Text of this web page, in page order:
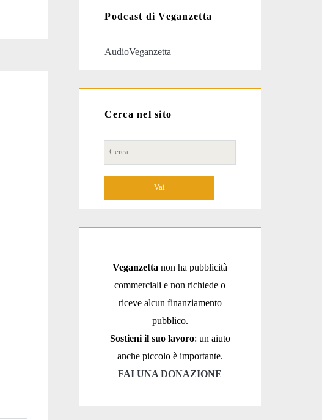
Podcast di Veganzetta
AudioVeganzetta
Cerca nel sito
Cerca
per:
Veganzetta non ha pubblicità
commerciali e non richiede o
riceve alcun finanziamento
pubblico.
Sostieni il suo lavoro: un aiuto
anche piccolo è importante.
FAI UNA DONAZIONE